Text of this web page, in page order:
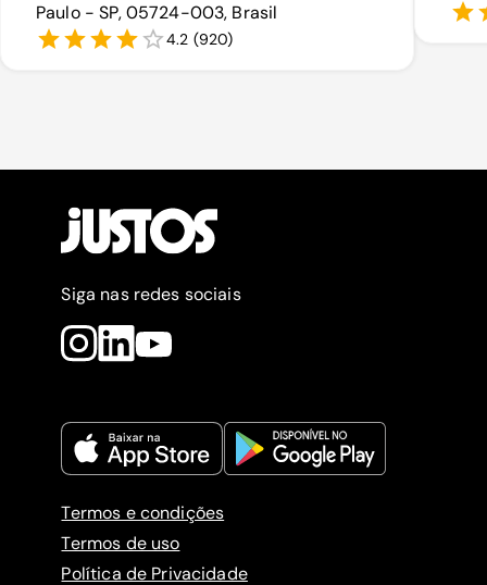
Paulo - SP, 05724-003, Brasil
4.2 (920)
Siga nas redes sociais
Termos e condições
Termos de uso
Política de Privacidade